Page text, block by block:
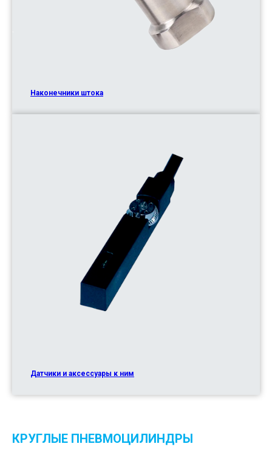
Наконечники штока
Датчики и аксессуары к ним
КРУГЛЫЕ ПНЕВМОЦИЛИНДРЫ